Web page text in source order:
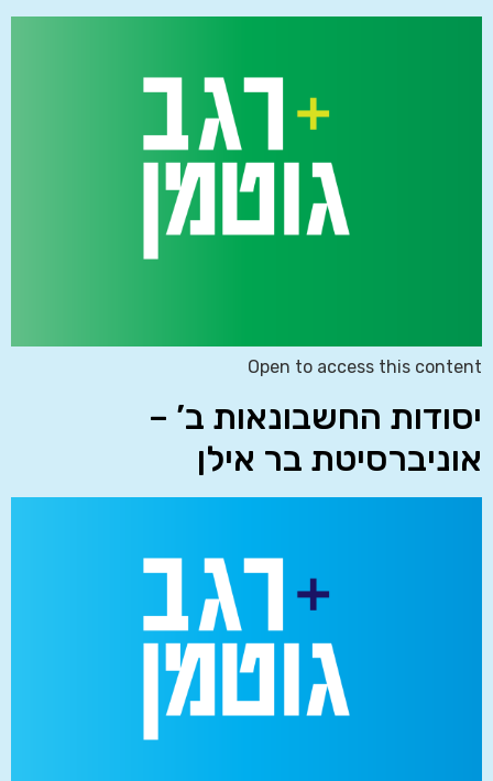
Open to access this content
יסודות החשבונאות ב’ –
אוניברסיטת בר אילן